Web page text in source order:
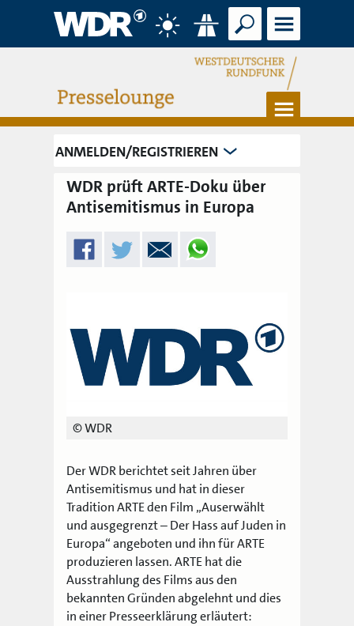
Verkehr
Suche Menü
Menü
ANMELDEN/REGISTRIEREN
WDR prüft ARTE-Doku über
Antisemitismus in Europa
© WDR
Der WDR berichtet seit Jahren über
Antisemitismus und hat in dieser
Tradition ARTE den Film „Auserwählt
und ausgegrenzt – Der Hass auf Juden in
Europa“ angeboten und ihn für ARTE
produzieren lassen. ARTE hat die
Ausstrahlung des Films aus den
bekannten Gründen abgelehnt und dies
in einer Presseerklärung erläutert: